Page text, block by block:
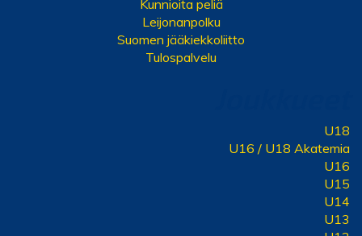
Kunnioita peliä
Leijonanpolku
Suomen jääkiekkoliitto
Tulospalvelu
U18
U16 / U18 Akatemia
U16
U15
U14
U13